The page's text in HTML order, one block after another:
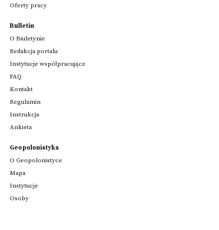
Oferty pracy
Bulletin
O Biuletynie
Redakcja portalu
Instytucje współpracujące
FAQ
Kontakt
Regulamin
Instrukcja
Ankieta
Geopolonistyka
O Geopolonistyce
Mapa
Instytucje
Osoby